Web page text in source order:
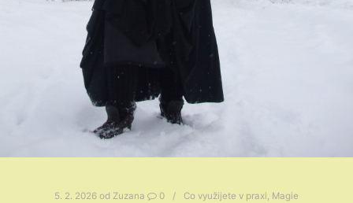
5. 2. 2026 od Zuzana 0 Co využijete v praxi, Magie